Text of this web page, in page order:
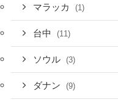
マラッカ (1)
台中 (11)
ソウル (3)
ダナン (9)